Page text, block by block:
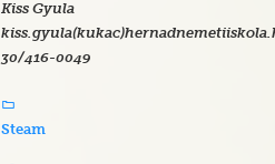
Kiss Gyula
30/416-0049
Steam